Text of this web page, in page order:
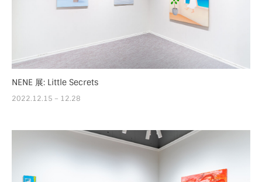
NENE 展: Little Secrets
2022.12.15 – 12.28